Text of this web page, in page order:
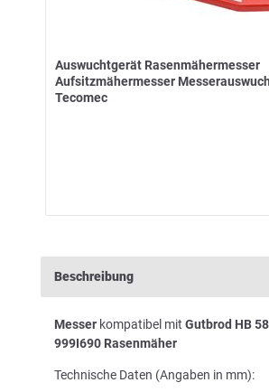
Auswuchtgerät Rasenmähermesser
Aufsitzmähermesser
Tecomec
Beschreibung
Messer kompatibel mit Gutbrod HB
999I690 Rasenmäher
Technische Daten (Angaben in mm):